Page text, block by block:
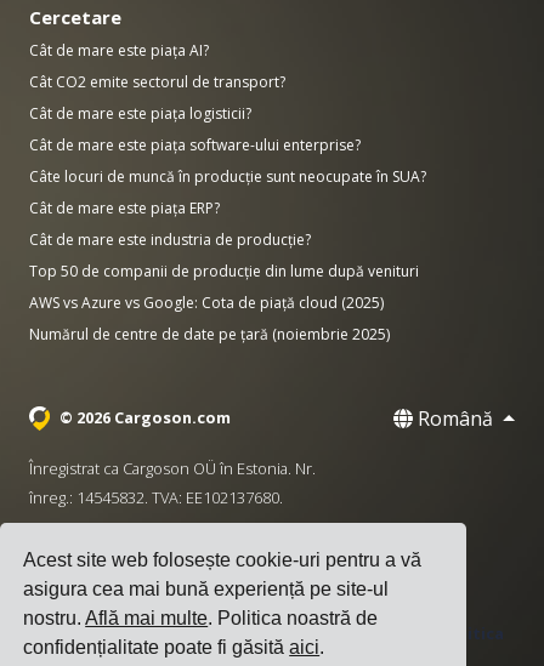
Acest site web folosește cookie-uri pentru a vă
asigura cea mai bună experiență pe site-ul
nostru.Află mai multe. Politica noastră de
confidențialitate poate fi găsităaici.
Cercetare
Cât de mare este piața AI?
Cât CO2 emite sectorul de transport?
Cât de mare este piața logisticii?
Cât de mare este piața software-ului enterprise?
Câte locuri de muncă în producție sunt neocupate în SUA?
Cât de mare este piața ERP?
Cât de mare este industria de producție?
Top 50 de companii de producție din lume după venituri
AWS vs Azure vs Google: Cota de piață cloud (2025)
Numărul de centre de date pe țară (noiembrie 2025)
© 2026 Cargoson.com Română
Înregistrat ca Cargoson OÜ în Estonia. Nr.
înreg.: 14545832. TVA: EE102137680.
· hello@cargoson.com
Termeni și Condiții|Politica de Confidențialitate
Politica